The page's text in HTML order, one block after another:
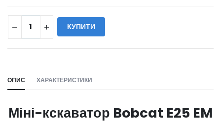
КУПИТИ
ОПИС ХАРАКТЕРИСТИКИ
Міні-кскаватор Bobcat E25 EM